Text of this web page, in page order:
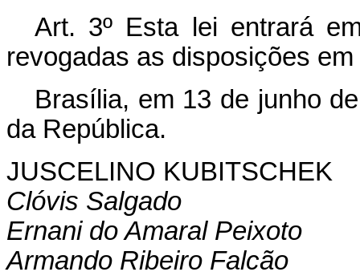
Art. 3º Esta lei entrará
revogadas as disposições
Brasília, em 13 de junho
da República.
JUSCELINO KUBITSCHEK
Clóvis Salgado
Ernani do Amaral Peixoto
Armando Ribeiro Falcão